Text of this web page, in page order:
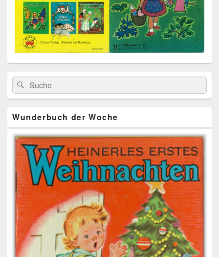
Primärer
Seitenleisten
Widget-
Bereich
Search
for:
Suche
Wunderbuch der Woche